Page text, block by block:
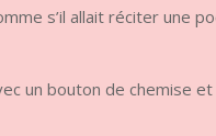
s’il allait réciter une
un bouton de chemise